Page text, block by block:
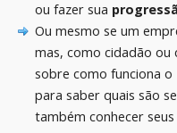
ou fazer sua
Ou mesmo se um
mas, como cidadão ou
sobre como funciona o
para saber quais são
também conhecer